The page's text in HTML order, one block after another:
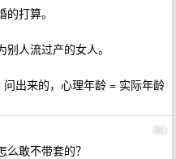
打算。
人流过产的女人。
出来的，心理年龄 = 实际年龄
91
敢不带套的？